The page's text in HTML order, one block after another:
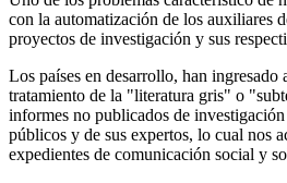
con la automatización de los auxiliares
proyectos de investigación y sus
Los países en desarrollo, han ingresado
tratamiento de la "literatura gris" o
informes no publica­dos de
públicos y de sus expertos, lo cual nos
expedientes de comunicación social y